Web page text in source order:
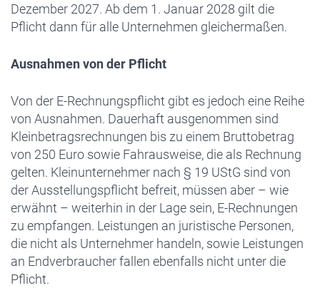
Dezember 2027. Ab dem 1. Januar 2028 gilt die
Pflicht dann für alle Unternehmen gleichermaßen.
Ausnahmen von der Pflicht
Von der E-Rechnungspflicht gibt es jedoch eine Reihe
von Ausnahmen. Dauerhaft ausgenommen sind
Kleinbetragsrechnungen bis zu einem Bruttobetrag
von 250 Euro sowie Fahrausweise, die als Rechnung
gelten. Kleinunternehmer nach § 19 UStG sind von
der Ausstellungspflicht befreit, müssen aber – wie
erwähnt – weiterhin in der Lage sein, E-Rechnungen
zu empfangen. Leistungen an juristische Personen,
die nicht als Unternehmer handeln, sowie Leistungen
an Endverbraucher fallen ebenfalls nicht unter die
Pflicht.